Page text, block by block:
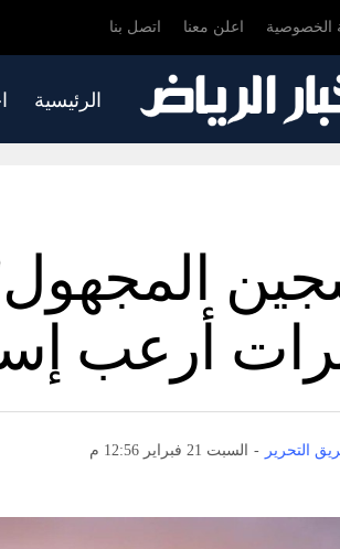
الخصوصية اعلن معنا اتصل بنا
الرئيسية
أرعب
التحرير - السبت 21 فبراير 12:56 م